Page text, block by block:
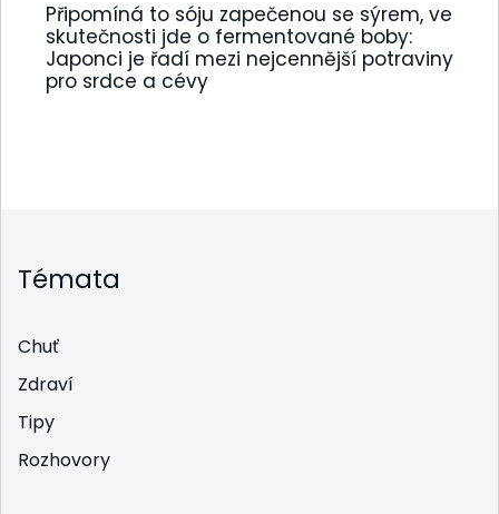
Připomíná to sóju zapečenou se sýrem, ve
skutečnosti jde o fermentované boby:
Japonci je řadí mezi nejcennější potraviny
pro srdce a cévy
Témata
Chuť
Zdraví
Tipy
Rozhovory